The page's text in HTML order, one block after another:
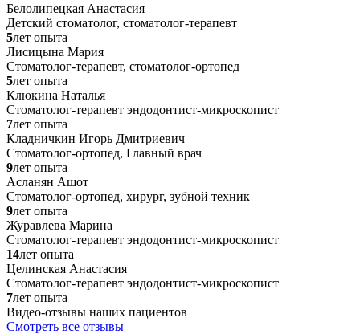
Белолипецкая Анастасия
Детский стоматолог, стоматолог-терапевт
5лет опыта
Лисицына Мария
Стоматолог-терапевт, стоматолог-ортопед
5лет опыта
Клюкина Наталья
Стоматолог-терапевт эндодонтист-микроскопист
7лет опыта
Кладничкин Игорь Дмитриевич
Стоматолог-ортопед, Главный врач
9лет опыта
Асланян Ашот
Стоматолог-ортопед, хирург, зубной техник
9лет опыта
Журавлева Марина
Стоматолог-терапевт эндодонтист-микроскопист
14лет опыта
Целинская Анастасия
Стоматолог-терапевт эндодонтист-микроскопист
7лет опыта
Видео-отзывы наших пациентов
Смотреть все отзывы